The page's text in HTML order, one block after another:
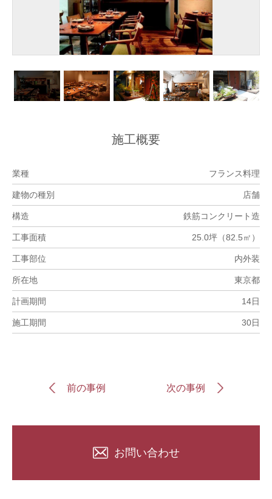
施工概要
業種 フランス料理
建物の種別 店舗
構造 鉄筋コンクリート造
工事面積 25.0坪（82.5㎡）
工事部位 内外装
所在地 東京都
計画期間 14日
施工期間 30日
前の事例 次の事例
お問い合わせ